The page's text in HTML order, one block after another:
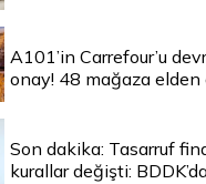
A101’in Carrefour’u
onay! 48 mağaza elden
Son dakika: Tasarruf
kurallar değişti: